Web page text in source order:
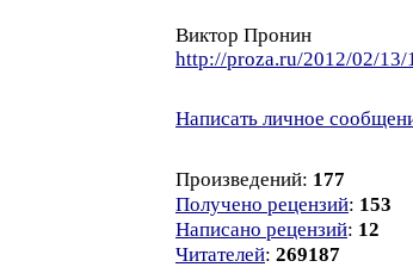
Виктор Пронин
http://proza.ru/2012/02/13/
Написать личное
Произведений: 177
Получено рецензий: 153
Написано рецензий: 12
Читателей: 269187